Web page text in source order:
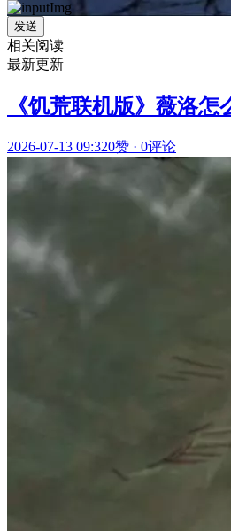
发送
相关阅读
最新更新
《饥荒联机版》薇洛
2026-07-13 09:320赞 · 0评论